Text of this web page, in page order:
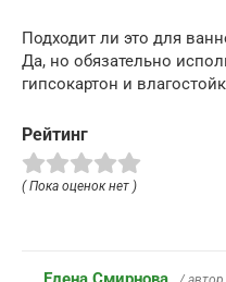
Подходит ли это для
Да, но обязательно
гипсокартон и
Рейтинг
( Пока оценок нет )